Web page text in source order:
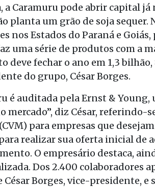
a Caramuru pode abrir capital
planta um grão de soja sequer.
nos Estados do Paraná e
uma série de produtos com a
deve fechar o ano em 1,3
do grupo, César Borges.
é auditada pela Ernst &
mercado”, diz César, referindo-
para empresas que
realizar sua oferta inicial de
O empresário destaca,
Dos 2.400 colaboradores
Borges, vice-presidente,